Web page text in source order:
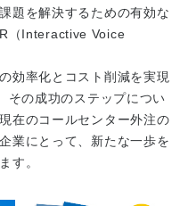
題を解決するための有効な
（Interactive Voice
効率化とコスト削減を実現
その成功のステップについ
在のコールセンター外注の
業にとって、新たな一歩を
す。